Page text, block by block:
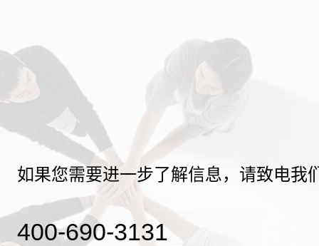
如果您需要进一步了解信息，请致电我
400-690-3131